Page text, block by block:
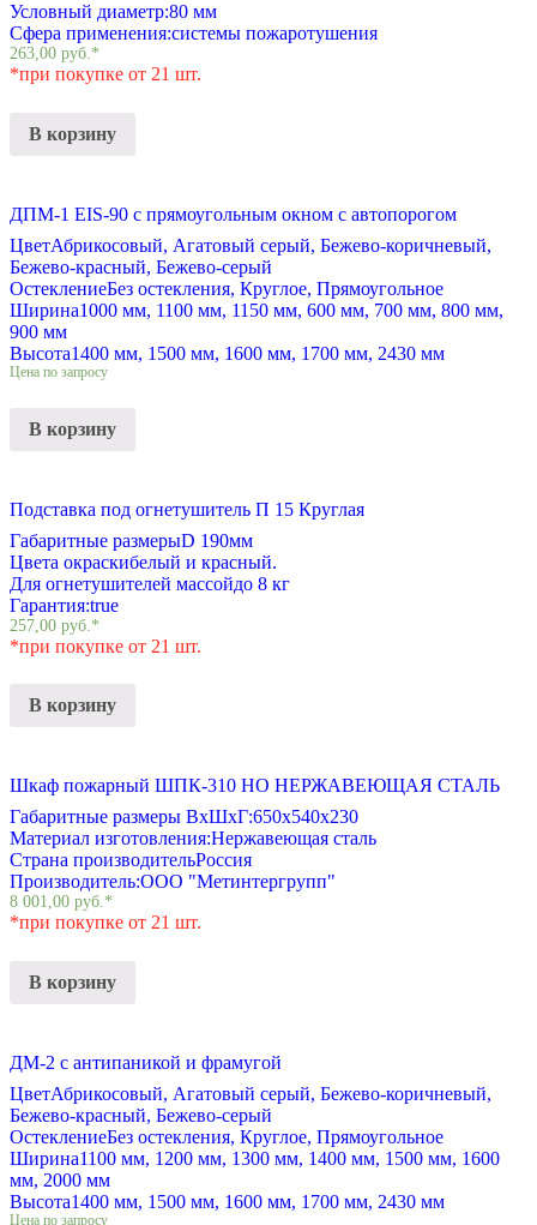
Условный диаметр:80 мм
Сфера применения:системы пожаротушения
263,00 руб.*
*при покупке от 21 шт.
В корзину
ДПМ-1 EIS-90 с прямоугольным окном с автопорогом
ЦветАбрикосовый, Агатовый серый, Бежево-коричневый,
Бежево-красный, Бежево-серый
ОстеклениеБез остекления, Круглое, Прямоугольное
Ширина1000 мм, 1100 мм, 1150 мм, 600 мм, 700 мм, 800 мм,
900 мм
Высота1400 мм, 1500 мм, 1600 мм, 1700 мм, 2430 мм
Цена по запросу
В корзину
Подставка под огнетушитель П 15 Круглая
Габаритные размерыD 190мм
Цвета окраскибелый и красный.
Для огнетушителей массойдо 8 кг
Гарантия:true
257,00 руб. *
*при покупке от 21 шт.
В корзину
Шкаф пожарный ШПК-310 НО НЕРЖАВЕЮЩАЯ СТАЛЬ
Габаритные размеры ВхШхГ:650х540х230
Материал изготовления:Нержавеющая сталь
Страна производительРоссия
Производитель:ООО "Метинтергрупп"
8 001,00 руб.*
*при покупке от 21 шт.
В корзину
ДМ-2 с антипаникой и фрамугой
ЦветАбрикосовый, Агатовый серый, Бежево-коричневый,
Бежево-красный, Бежево-серый
ОстеклениеБез остекления, Круглое, Прямоугольное
Ширина1100 мм, 1200 мм, 1300 мм, 1400 мм, 1500 мм, 1600
мм, 2000 мм
Высота1400 мм, 1500 мм, 1600 мм, 1700 мм, 2430 мм
Цена по запросу